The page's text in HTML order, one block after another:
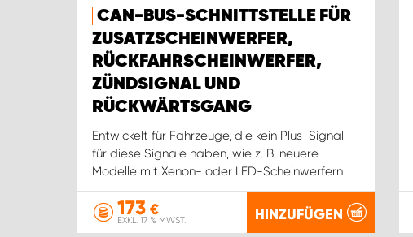
CAN-BUS-SCHNITTSTELLE FÜR
ZUSATZSCHEINWERFER,
RÜCKFAHRSCHEINWERFER,
ZÜNDSIGNAL UND
RÜCKWÄRTSGANG
Entwickelt für Fahrzeuge, die kein Plus-Signal
für diese Signale haben, wie z. B. neuere
Modelle mit Xenon- oder LED-Scheinwerfern
173 €
EXKL. 17 % MWST. HINZUFÜGEN